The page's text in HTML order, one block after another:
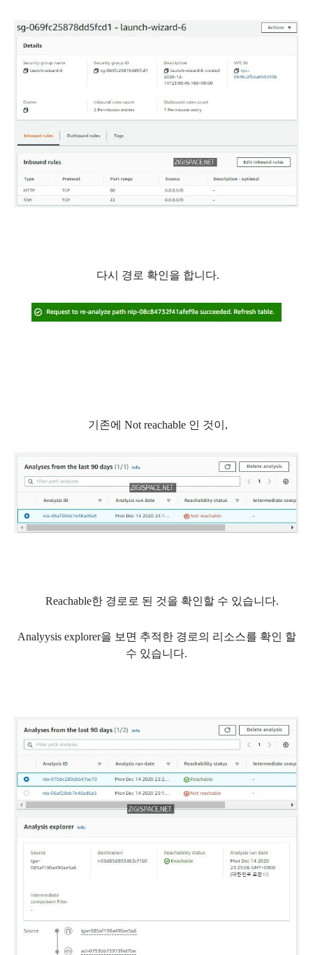
다시 경로 확인을 합니다.
기존에 Not reachable 인 것이,
Reachable한 경로로 된 것을 확인할 수 있습니다.
Analyysis explorer을 보면 추적한 경로의 리소스를 확인 할
수 있습니다.